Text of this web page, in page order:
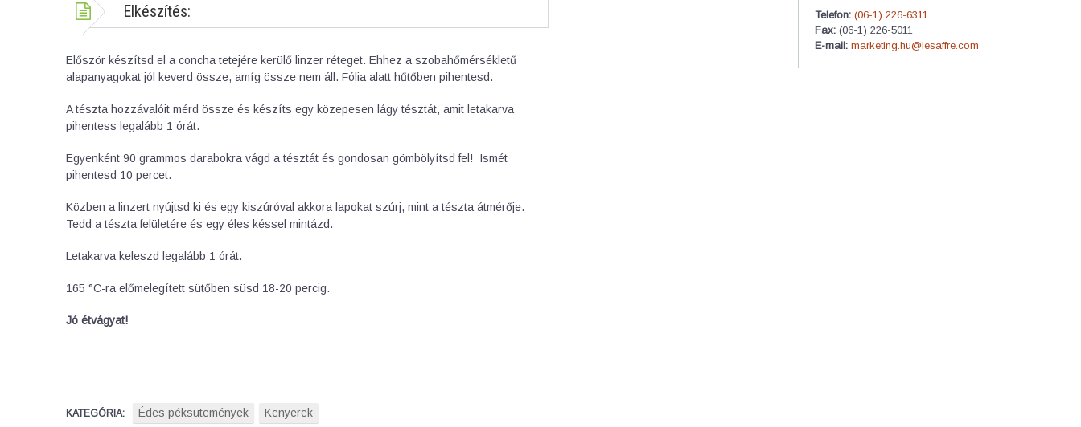
Telefon: (06-1) 226-6311
Fax: (06-1) 226-5011
E-mail: marketing.hu@lesaffre.com
Elkészítés:
Először készítsd el a concha tetejére kerülő linzer réteget. Ehhez a szobahőmérsékletű
alapanyagokat jól keverd össze, amíg össze nem áll. Fólia alatt hűtőben pihentesd.
A tészta hozzávalóit mérd össze és készíts egy közepesen lágy tésztát, amit letakarva
pihentess legalább 1 órát.
Egyenként 90 grammos darabokra vágd a tésztát és gondosan gömbölyítsd fel! Ismét
pihentesd 10 percet.
Közben a linzert nyújtsd ki és egy kiszúróval akkora lapokat szúrj, mint a tészta átmérője.
Tedd a tészta felületére és egy éles késsel mintázd.
Letakarva keleszd legalább 1 órát.
165 °C-ra előmelegített sütőben süsd 18-20 percig.
Jó étvágyat!
KATEGÓRIA: Édes péksütemények Kenyerek